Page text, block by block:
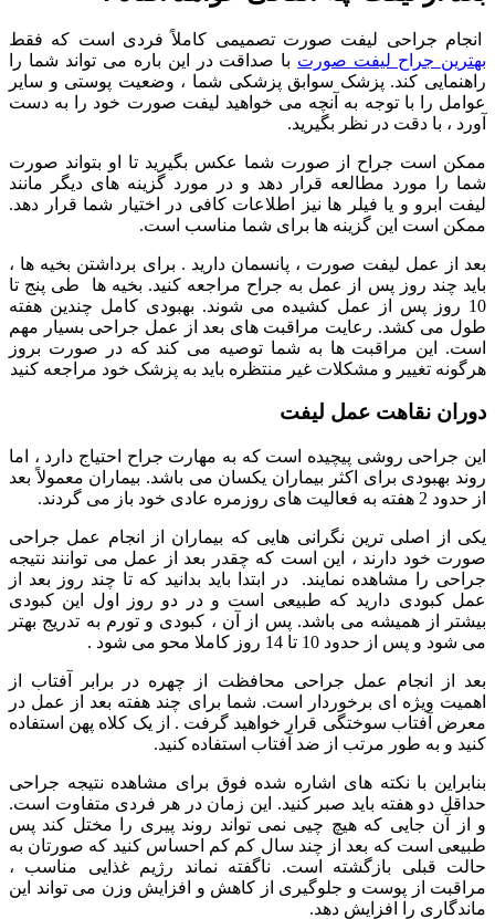
انجام جراحی لیفت صورت تصمیمی کاملاً فردی است که فقط
بهترین جراح لیفت صورت با صداقت در این باره می تواند شما را
راهنمایی کند. پزشک سوابق پزشکی شما ، وضعیت پوستی و سایر
عوامل را با توجه به آنچه می خواهید لیفت صورت خود را به دست
آورد ، با دقت در نظر بگیرید.
ممکن است جراح از صورت شما عکس بگیرید تا او بتواند صورت
شما را مورد مطالعه قرار دهد و در مورد گزینه های دیگر مانند
لیفت ابرو و یا فیلر ها نیز اطلاعات کافی در اختیار شما قرار دهد.
ممکن است این گزینه ها برای شما مناسب است.
بعد از عمل لیفت صورت ، پانسمان دارید . برای برداشتن بخیه ها ،
باید چند روز پس از عمل به جراح مراجعه کنید. بخیه ها طی پنج تا
10 روز پس از عمل کشیده می شوند. بهبودی کامل چندین هفته
طول می کشد. رعایت مراقبت های بعد از عمل جراحی بسیار مهم
است. این مراقبت ها به شما توصیه می كند كه در صورت بروز
هرگونه تغییر و مشكلات غیر منتظره باید به پزشک خود مراجعه کنید
دوران نقاهت عمل لیفت
این جراحی روشی پیچیده است که به مهارت جراح احتیاج دارد ، اما
روند بهبودی برای اکثر بیماران یکسان می باشد. بیماران معمولاً بعد
از حدود 2 هفته به فعالیت های روزمره عادی خود باز می گردند.
یکی از اصلی ترین نگرانی هایی که بیماران از انجام عمل جراحی
صورت خود دارند ، این است که چقدر بعد از عمل می توانند نتیجه
جراحی را مشاهده نمایند. در ابتدا باید بدانید که تا چند روز بعد از
عمل کبودی دارید که طبیعی است و در دو روز اول این کبودی
بیشتر از همیشه می باشد. پس از آن ، کبودی و تورم به تدریج بهتر
می شود و پس از حدود 10 تا 14 روز کاملا محو می شود .
بعد از انجام عمل جراحی محافظت از چهره در برابر آفتاب از
اهمیت ویژه ای برخوردار است. شما برای چند هفته بعد از عمل در
معرض آفتاب سوختگی قرار خواهید گرفت . از یک کلاه پهن استفاده
کنید و به طور مرتب از ضد آفتاب استفاده کنید.
بنابراین با نکته های اشاره شده فوق برای مشاهده نتیجه جراحی
حداقل دو هفته باید صبر کنید. این زمان در هر فردی متفاوت است.
و از آن جایی که هیچ چیی نمی تواند روند پیری را مختل کند پس
طبیعی است که بعد از چند سال کم کم احساس کنید که صورتان به
حالت قبلی بازگشته است. ناگفته نماند رژیم غذایی مناسب ،
مراقبت از پوست و جلوگیری از کاهش و افزایش وزن می تواند این
ماندگاری را افزایش دهد.